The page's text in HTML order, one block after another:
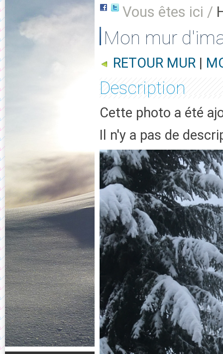
Vous êtes ici /
Mon mur
RETOUR MUR |
Description
Cette photo a été
Il n'y a pas de